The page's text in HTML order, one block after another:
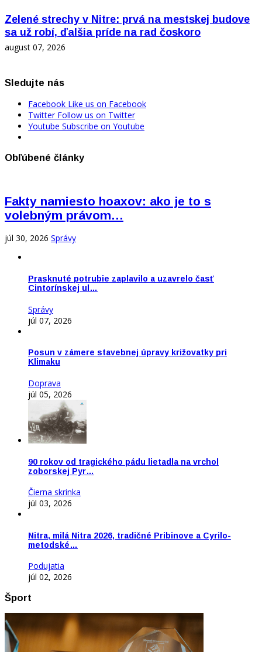
Zelené strechy v Nitre: prvá na mestskej budove
sa už robí, ďalšia príde na rad čoskoro
august 07, 2026
Sledujte nás
Facebook Like us on Facebook
Twitter Follow us on Twitter
Youtube Subscribe on Youtube
Obľúbené články
Fakty namiesto hoaxov: ako je to s
volebným právom…
júl 30, 2026 Správy
Prasknuté potrubie zaplavilo a uzavrelo časť
Cintorínskej ul…
Správy
júl 07, 2026
Posun v zámere stavebnej úpravy križovatky pri
Klimaku
Doprava
júl 05, 2026
90 rokov od tragického pádu lietadla na vrchol
zoborskej Pyr…
Čierna skrinka
júl 03, 2026
Nitra, milá Nitra 2026, tradičné Pribinove a Cyrilo-
metodské…
Podujatia
júl 02, 2026
Šport